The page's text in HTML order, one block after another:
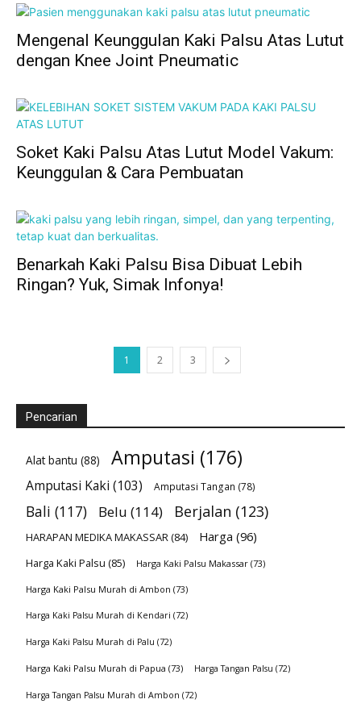
Mengenal Keunggulan Kaki Palsu Atas Lutut
dengan Knee Joint Pneumatic
Soket Kaki Palsu Atas Lutut Model Vakum:
Keunggulan & Cara Pembuatan
Benarkah Kaki Palsu Bisa Dibuat Lebih
Ringan? Yuk, Simak Infonya!
1 2 3
Pencarian
Alat bantu (88) Amputasi (176)
Amputasi Kaki (103) Amputasi Tangan (78)
Bali (117) Belu (114) Berjalan (123)
HARAPAN MEDIKA MAKASSAR (84) Harga (96)
Harga Kaki Palsu (85) Harga Kaki Palsu Makassar (73)
Harga Kaki Palsu Murah di Ambon (73)
Harga Kaki Palsu Murah di Kendari (72)
Harga Kaki Palsu Murah di Palu (72)
Harga Kaki Palsu Murah di Papua (73) Harga Tangan Palsu (72)
Harga Tangan Palsu Murah di Ambon (72)